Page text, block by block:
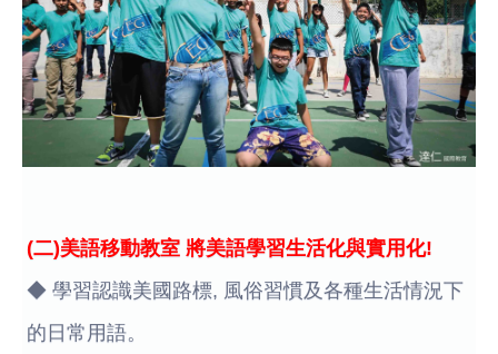
(二)美語移動教室 將美語學習生活化與實用化!
◆ 學習認識美國路標, 風俗習慣及各種生活情況下
的日常用語。